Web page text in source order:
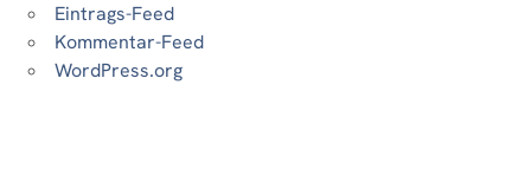
Eintrags-Feed
Kommentar-Feed
WordPress.org